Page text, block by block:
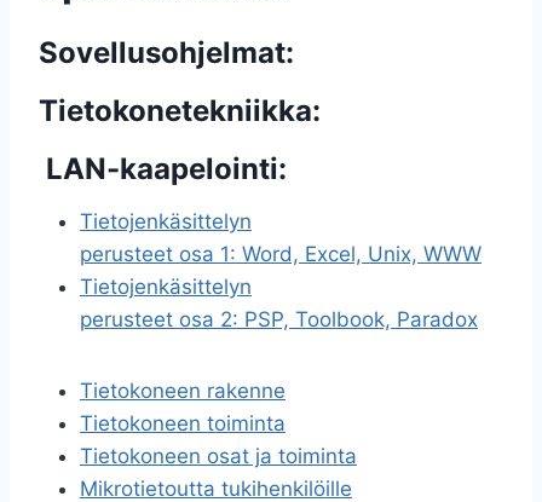
Sovellusohjelmat:
Tietokonetekniikka:
LAN-kaapelointi:
Tietojenkäsittelyn
perusteet osa 1: Word, Excel, Unix, WWW
Tietojenkäsittelyn
perusteet osa 2: PSP, Toolbook, Paradox
Tietokoneen rakenne
Tietokoneen toiminta
Tietokoneen osat ja toiminta
Mikrotietoutta tukihenkilöille